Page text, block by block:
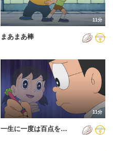
11分
まあまあ棒
11分
一生に一度は百点を…